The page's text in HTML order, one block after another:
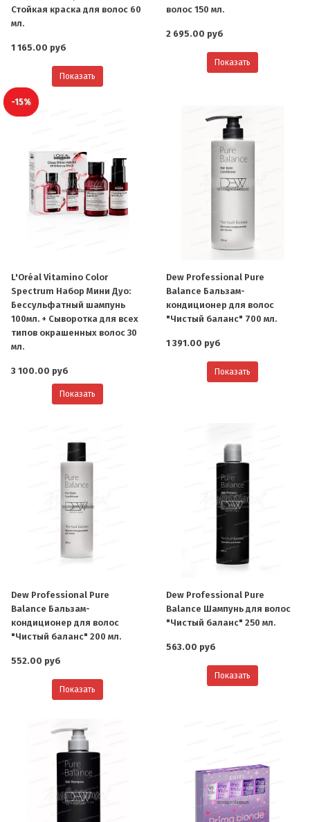
Стойкая краска для волос 60
мл.
1 165.00 руб
Показать
волос 150 мл.
2 695.00 руб
Показать
-15%
L'Oréal Vitamino Color
Spectrum Набор Мини Дуо:
Бессульфатный шампунь
100мл. + Сыворотка для всех
типов окрашенных волос 30
мл.
3 100.00 руб
Показать
Dew Professional Pure
Balance Бальзам-
кондиционер для волос
"Чистый баланс" 700 мл.
1 391.00 руб
Показать
Dew Professional Pure
Balance Бальзам-
кондиционер для волос
"Чистый баланс" 200 мл.
552.00 руб
Показать
Dew Professional Pure
Balance Шампунь для волос
"Чистый баланс" 250 мл.
563.00 руб
Показать